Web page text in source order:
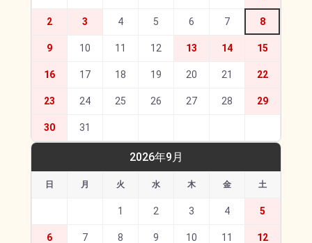
2 3 4 5 6 7 8
9 10 11 12 13 14 15
16 17 18 19 20 21 22
23 24 25 26 27 28 29
30 31
2026年9月
日 月 火 水 木 金 土
1 2 3 4 5
6 7 8 9 10 11 12